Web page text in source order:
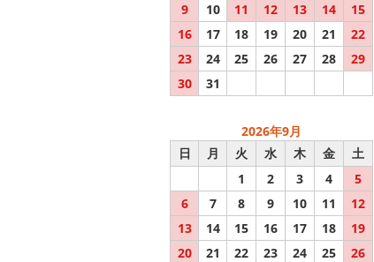
9
10 11 12 13 14
15
16
17 18 19 20 21
22
23
24 25 26 27 28
29
30
31
2026年9月
日
月 火 水 木 金
土
1
2 3 4
5
6
7 8 9 10 11
12
13
14 15 16 17 18
19
20
21 22 23 24 25
26